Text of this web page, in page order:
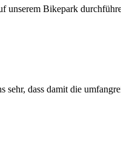
unserem Bikepark
sehr, dass damit die